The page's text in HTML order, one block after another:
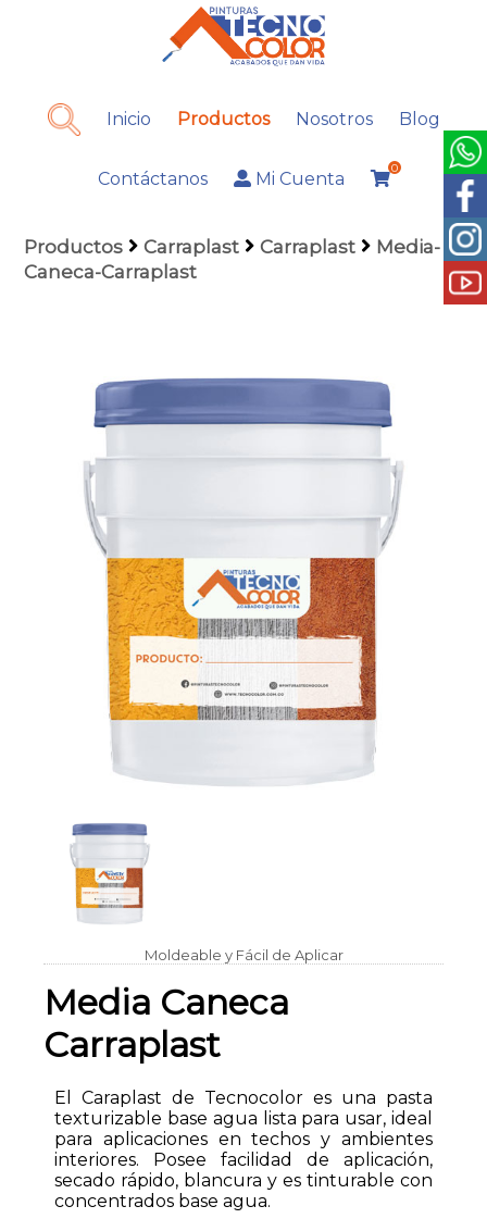
Inicio Productos Nosotros Blog
Contáctanos Mi Cuenta
0
Productos Carraplast Carraplast
Media-
Caneca-Carraplast
Moldeable y Fácil de Aplicar
Media Caneca
Carraplast
El Caraplast de Tecnocolor es una pasta
texturizable base agua lista para usar, ideal
para aplicaciones en techos y ambientes
interiores. Posee facilidad de aplicación,
secado rápido, blancura y es tinturable con
concentrados base agua.